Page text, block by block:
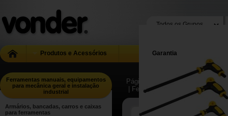
Produtos e Acessórios Garantia
Ferramentas manuais, equipamentos
para mecânica geral e instalação
industrial
Armários, bancadas, carros e caixas
para ferramentas
Página Inicial | ... | Ferramentas
| Ferramentas manuais para uso